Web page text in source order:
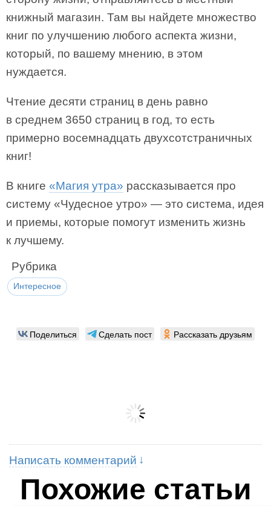
книжный магазин. Там вы найдете множество
книг по улучшению любого аспекта жизни,
который, по вашему мнению, в этом
нуждается.
Чтение десяти страниц в день равно
в среднем 3650 страниц в год, то есть
примерно восемнадцать двухсотстраничных
книг!
В книге «Магия утра» рассказывается про
систему «Чудесное утро» — это система, идея
и приемы, которые помогут изменить жизнь
к лучшему.
Рубрика
Интересное
Поделиться Сделать пост Рассказать друзьям
Написать комментарий
Похожие статьи